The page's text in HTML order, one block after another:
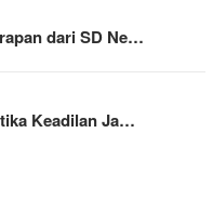
dari SD Ne…
Keadilan Ja…